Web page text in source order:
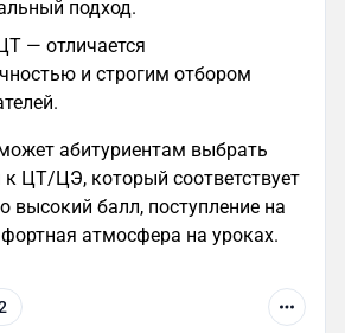
подход.
— отличается
и строгим отбором
абитуриентам выбрать
к ЦТ/ЦЭ, который соответствует
высокий балл, поступление на
атмосфера на уроках.